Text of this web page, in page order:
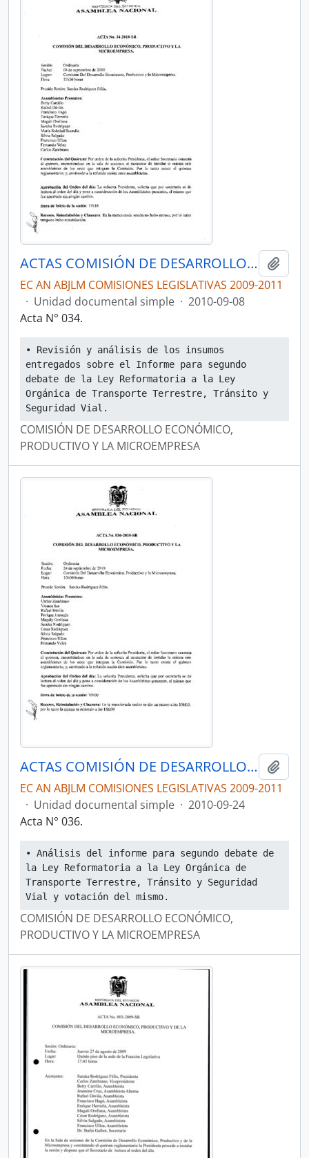
ACTAS COMISIÓN DE DESARROLLO ECONÓMICO, PRODUCTIVO Y LA MICROEMPRESA
EC AN ABJLM COMISIONES LEGISLATIVAS 2009-2011
· Unidad documental simple · 2010-09-08
Acta N° 034.
• Revisión y análisis de los insumos
entregados sobre el Informe para segundo
debate de la Ley Reformatoria a la Ley
Orgánica de Transporte Terrestre, Tránsito y
Seguridad Vial.
COMISIÓN DE DESARROLLO ECONÓMICO,
PRODUCTIVO Y LA MICROEMPRESA
ACTAS COMISIÓN DE DESARROLLO ECONÓMICO, PRODUCTIVO Y LA MICROEMPRESA
EC AN ABJLM COMISIONES LEGISLATIVAS 2009-2011
· Unidad documental simple · 2010-09-24
Acta N° 036.
• Análisis del informe para segundo debate de
la Ley Reformatoria a la Ley Orgánica de
Transporte Terrestre, Tránsito y Seguridad
Vial y votación del mismo.
COMISIÓN DE DESARROLLO ECONÓMICO,
PRODUCTIVO Y LA MICROEMPRESA